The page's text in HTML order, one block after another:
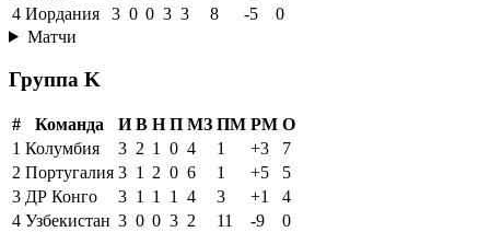
4 Иордания 3 0 0 3 3 8 -5
0
Матчи
Группа K
# Команда И В Н П МЗ ПМ РМ О
1 Колумбия 3 2 1 0 4 1 +3
7
2 Португалия 3 1 2 0 6 1 +5
5
3 ДР Конго 3 1 1 1 4 3 +1
4
4 Узбекистан 3 0 0 3 2 11 -9
0